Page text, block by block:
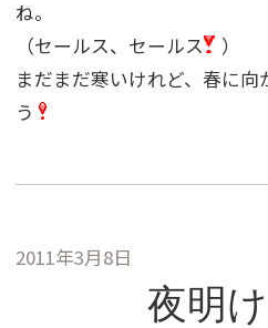
ね。
（セールス、セールス
）
まだまだ寒いけれど、春に向
う
2011年3月8日
夜明